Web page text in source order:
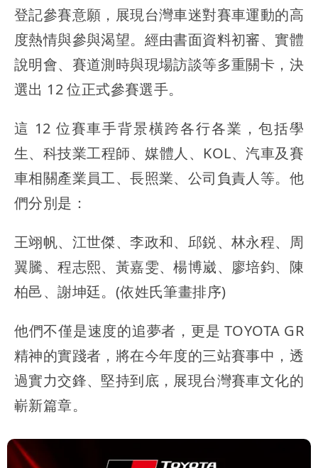
登記參賽意願，展現台灣車迷對賽車運動的高
度熱情與參與渴望。經由書面資料初審、實體
說明會、賽道測時與現場訪談等多重關卡，決
選出 12 位正式參賽選手。
這 12 位賽車手背景橫跨各行各業，包括學
生、科技業工程師、媒體人、KOL、汽車及賽
車相關產業員工、長照業、公司負責人等。他
們分別是：
王翊帆、江世傑、李政和、邱鋭、林永程、周
翼騰、程志熙、黃嘉雯、楊博崴、廖培鈞、陳
柏邑、謝坤廷。(依姓氏筆畫排序)
他們不僅是速度的追夢者，更是 TOYOTA GR
精神的實踐者，將在今年度的三站賽事中，透
過實力交鋒、堅持到底，展現台灣賽車文化的
嶄新篇章。